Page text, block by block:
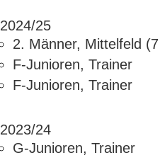
2024/25
2. Männer, Mittelfeld
F-Junioren, Trainer
F-Junioren, Trainer
2023/24
G-Junioren, Trainer